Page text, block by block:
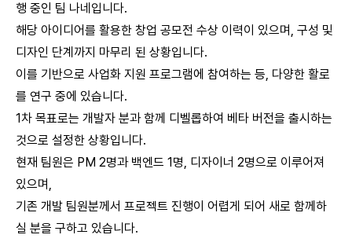
행 중인 팀 나네입니다.
해당 아이디어를 활용한 창업 공모전 수상 이력이 있으며, 구성 및
디자인 단계까지 마무리 된 상황입니다.
이를 기반으로 사업화 지원 프로그램에 참여하는 등, 다양한 활로
를 연구 중에 있습니다.
1차 목표로는 개발자 분과 함께 디벨롭하여 베타 버전을 출시하는
것으로 설정한 상황입니다.
현재 팀원은 PM 2명과 백엔드 1명, 디자이너 2명으로 이루어져
있으며,
기존 개발 팀원분께서 프로젝트 진행이 어렵게 되어 새로 함께하
실 분을 구하고 있습니다.